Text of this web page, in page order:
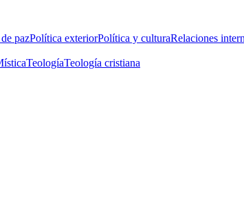
pazPolítica exteriorPolítica y culturaRelaciones
TeologíaTeología cristiana